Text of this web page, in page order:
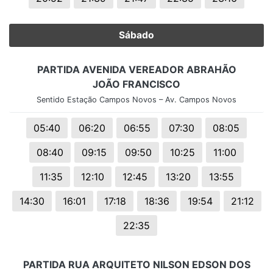
Sábado
PARTIDA AVENIDA VEREADOR ABRAHÃO
JOÃO FRANCISCO
Sentido Estação Campos Novos – Av. Campos Novos
05:40 06:20 06:55 07:30
08:05
08:40
09:15 09:50 10:25
11:00
11:35
12:10 12:45 13:20
13:55
14:30
16:01 17:18 18:36 19:54
21:12
22:35
PARTIDA RUA ARQUITETO NILSON EDSON DOS